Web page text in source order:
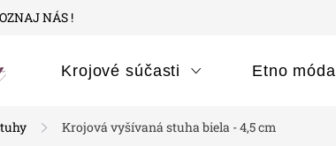
NÁS !
Krojové súčasti Etno móda
Krojová vyšívaná stuha biela - 4,5 cm